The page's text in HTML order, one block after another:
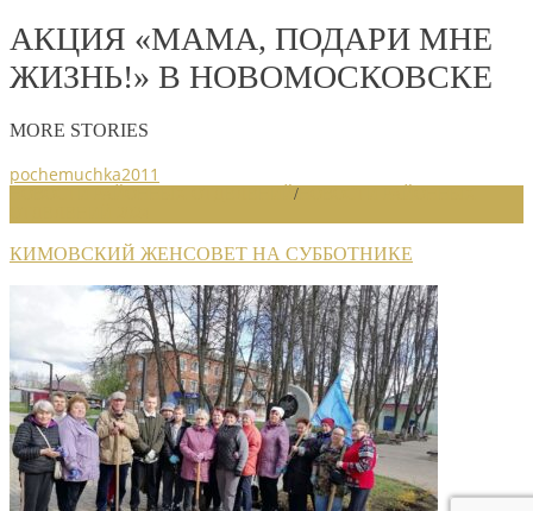
АКЦИЯ «МАМА, ПОДАРИ МНЕ
ЖИЗНЬ!» В НОВОМОСКОВСКЕ
MORE STORIES
pochemuchka2011
/
КИМОВСКИЙ ЖЕНСОВЕТ НА СУББОТНИКЕ